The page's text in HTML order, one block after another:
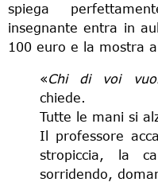
spiega
insegnante entra in
100 euro e la mostra
«Chi di voi
chiede.
Tutte le mani si
Il professore
stropiccia, la
sorridendo,